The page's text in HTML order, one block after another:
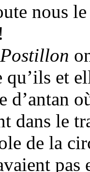
nous
Postillon
et
d’antan
dans le
de la
pas